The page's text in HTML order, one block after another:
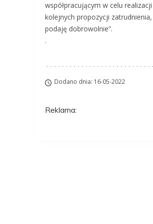
współpracującym w celu
kolejnych propozycji
podaję dobrowolnie”.
.
Dodano dnia: 16-05-2022
Reklama: